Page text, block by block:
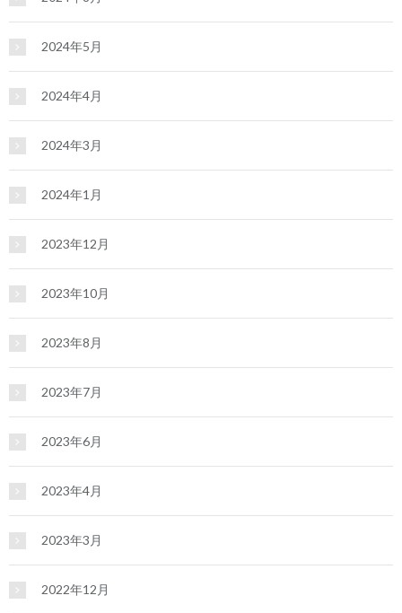
2024年5月
2024年4月
2024年3月
2024年1月
2023年12月
2023年10月
2023年8月
2023年7月
2023年6月
2023年4月
2023年3月
2022年12月